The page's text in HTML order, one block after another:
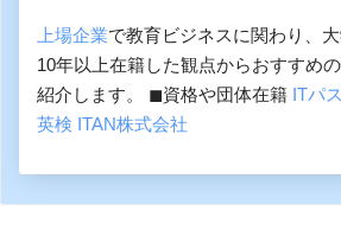
上場企業で教育ビジネスに関わり、
10年以上在籍した観点からおすすめ
紹介します。 ◼︎資格や団体在籍 ITパ
英検 ITAN株式会社